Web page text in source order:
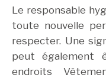
Le responsable
toute nouvelle
respecter. Une
peut également
endroits